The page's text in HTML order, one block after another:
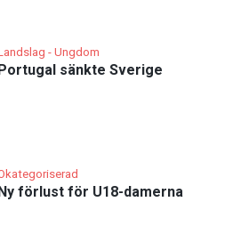
- Ungdom
Portugal sänkte Sverige
förlust för U18-damerna